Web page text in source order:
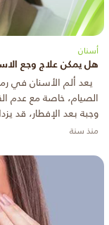
أسنان
هل يمكن علاج وجع
يعد ألم الأسنان في
الصيام، خاصة مع عدم
وجبة بعد الإفطار، قد
منذ سنة